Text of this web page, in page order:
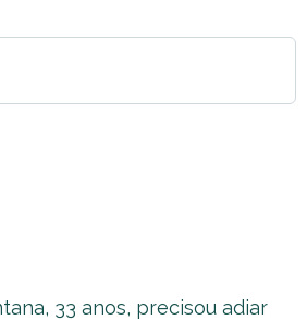
33 anos, precisou adiar